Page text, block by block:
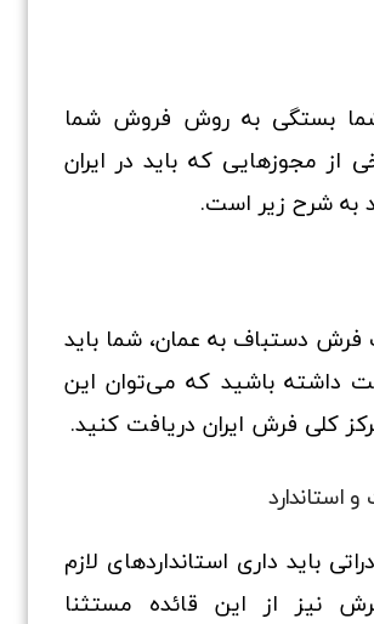
بستگی به روش فروش شما
از مجوزهایی که باید در ایران
به شرح زیر است.
فرش دستباف به عمان، شما باید
داشته باشید که می‌توان این
کلی فرش ایران دریافت کنید.
استاندارد
باید داری استانداردهای لازم
نیز از این قائده مستثنا